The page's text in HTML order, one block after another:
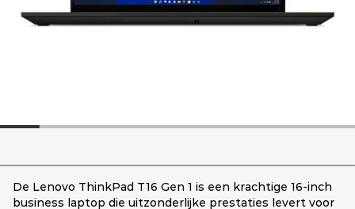
De Lenovo ThinkPad T16 Gen 1 is een krachtige 16-inch
business laptop die uitzonderlijke prestaties levert voor